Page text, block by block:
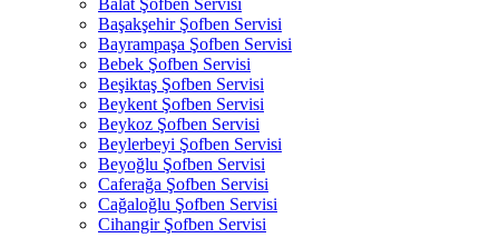
Balat Şofben Servisi
Başakşehir Şofben Servisi
Bayrampaşa Şofben Servisi
Bebek Şofben Servisi
Beşiktaş Şofben Servisi
Beykent Şofben Servisi
Beykoz Şofben Servisi
Beylerbeyi Şofben Servisi
Beyoğlu Şofben Servisi
Caferağa Şofben Servisi
Cağaloğlu Şofben Servisi
Cihangir Şofben Servisi